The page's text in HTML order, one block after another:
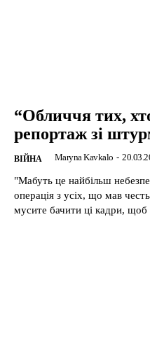
“Обличчя тих,
репортаж зі
ВІЙНА Maryna Kavkalo -
"Мабуть це найбільш
операція з усіх, що мав
мусите бачити ці кадри, щоб